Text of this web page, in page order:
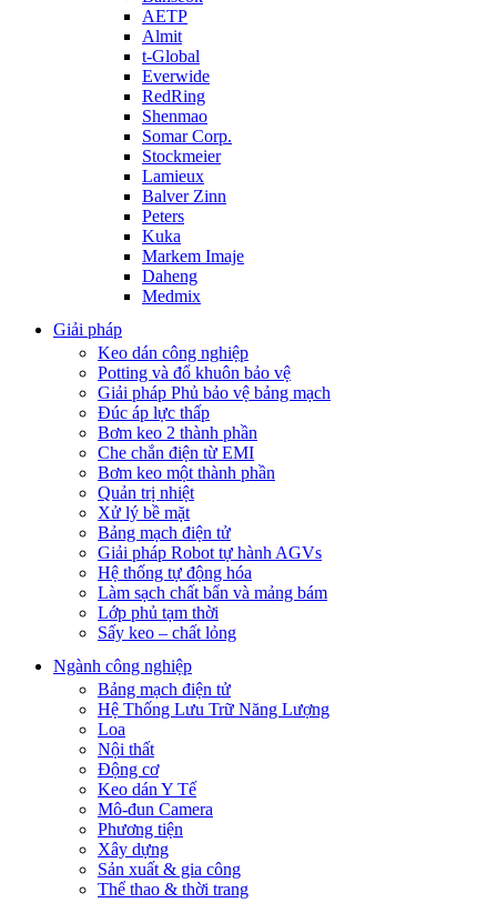
AETP
Almit
t-Global
Everwide
RedRing
Shenmao
Somar Corp.
Stockmeier
Lamieux
Balver Zinn
Peters
Kuka
Markem Imaje
Daheng
Medmix
Giải pháp
Keo dán công nghiệp
Potting và đổ khuôn bảo vệ
Giải pháp Phủ bảo vệ bảng mạch
Đúc áp lực thấp
Bơm keo 2 thành phần
Che chắn điện từ EMI
Bơm keo một thành phần
Quản trị nhiệt
Xử lý bề mặt
Bảng mạch điện tử
Giải pháp Robot tự hành AGVs
Hệ thống tự động hóa
Làm sạch chất bẩn và mảng bám
Lớp phủ tạm thời
Sấy keo – chất lỏng
Ngành công nghiệp
Bảng mạch điện tử
Hệ Thống Lưu Trữ Năng Lượng
Loa
Nội thất
Động cơ
Keo dán Y Tế
Mô-đun Camera
Phương tiện
Xây dựng
Sản xuất & gia công
Thể thao & thời trang